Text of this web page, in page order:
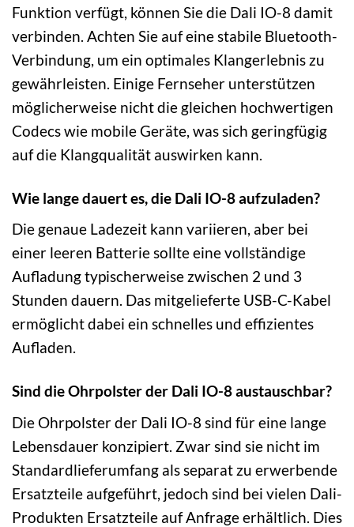
Funktion verfügt, können Sie die Dali IO-8 damit
verbinden. Achten Sie auf eine stabile Bluetooth-
Verbindung, um ein optimales Klangerlebnis zu
gewährleisten. Einige Fernseher unterstützen
möglicherweise nicht die gleichen hochwertigen
Codecs wie mobile Geräte, was sich geringfügig
auf die Klangqualität auswirken kann.
Wie lange dauert es, die Dali IO-8 aufzuladen?
Die genaue Ladezeit kann variieren, aber bei
einer leeren Batterie sollte eine vollständige
Aufladung typischerweise zwischen 2 und 3
Stunden dauern. Das mitgelieferte USB-C-Kabel
ermöglicht dabei ein schnelles und effizientes
Aufladen.
Sind die Ohrpolster der Dali IO-8 austauschbar?
Die Ohrpolster der Dali IO-8 sind für eine lange
Lebensdauer konzipiert. Zwar sind sie nicht im
Standardlieferumfang als separat zu erwerbende
Ersatzteile aufgeführt, jedoch sind bei vielen Dali-
Produkten Ersatzteile auf Anfrage erhältlich. Dies